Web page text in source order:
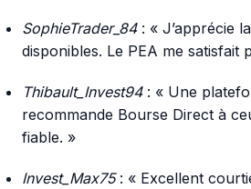
SophieTrader_84: « J’apprécie
disponibles. Le PEA me satisfait
Thibault_Invest94: « Une
recommande Bourse Direct à
fiable. »
Invest_Max75: « Excellent